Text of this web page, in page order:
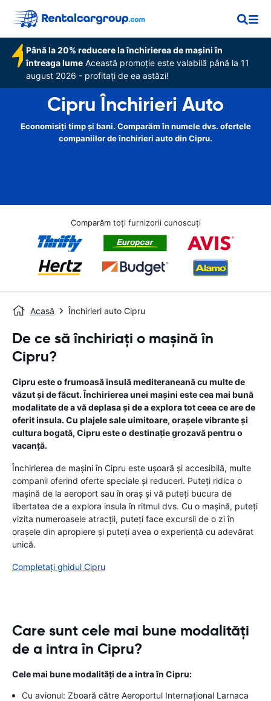
Până la 20% reducere la închirierea de mașini în
întreaga lume Această promoție este valabilă până la 11
august 2026 - profitați de ea astăzi!
Cipru Închirieri Auto
Economisiți timp și bani. Comparăm în numele dvs. ofertele
companiilor de închirieri auto din Cipru.
Comparăm toți furnizorii cunoscuți
Acasă Închirieri auto Cipru
De ce să închiriați o mașină în
Cipru?
Cipru este o frumoasă insulă mediteraneană cu multe de
văzut și de făcut. Închirierea unei mașini este cea mai bună
modalitate de a vă deplasa și de a explora tot ceea ce are de
oferit insula. Cu plajele sale uimitoare, orașele vibrante și
cultura bogată, Cipru este o destinație grozavă pentru o
vacanță.
Închirierea de mașini în Cipru este ușoară și accesibilă, multe
companii oferind oferte speciale și reduceri. Puteți ridica o
mașină de la aeroport sau în oraș și vă puteți bucura de
libertatea de a explora insula în ritmul dvs. Cu o mașină, puteți
vizita numeroasele atracții, puteți face excursii de o zi în
orașele din apropiere și puteți avea o experiență cu adevărat
unică.
Completați ghidul Cipru
Care sunt cele mai bune modalități
de a intra în Cipru?
Cele mai bune modalități de a intra în Cipru:
Cu avionul: Zboară către Aeroportul Internațional Larnaca